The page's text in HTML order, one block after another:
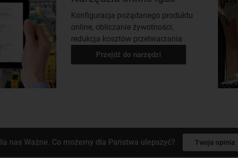
Konfiguracja pożądanego produktu
online, obliczanie żywotności,
redukcja kosztów przetwarzania
Przejdź do narzędzi
nas Ważne. Co możemy dla Państwa ulepszyć? Twoja opinia